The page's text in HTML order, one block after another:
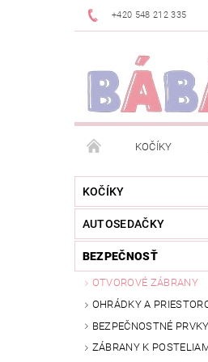
+420 548 212 335
KOČÍKY
DOGSPACE
NOVINKY
KOČÍKY
AUTOSEDAČKY
BEZPEČNOSŤ
OTVOROVÉ ZÁBRANY
OHRÁDKY A
BEZPEČNOSTNÉ PRVKY
ZÁBRANY K